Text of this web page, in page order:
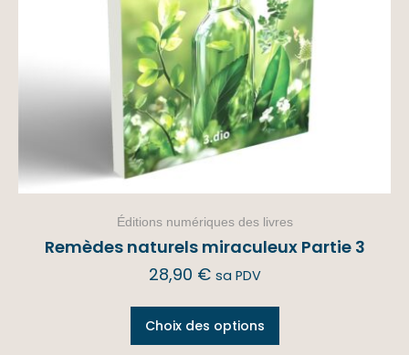
Éditions numériques des livres
Remèdes naturels miraculeux Partie 3
28,90 € sa PDV
Choix des options